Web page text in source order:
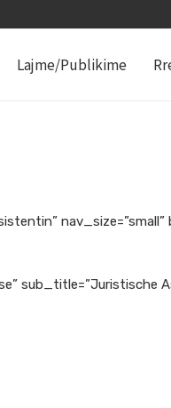
Lajme/Publikime
sub_title=”Juristische